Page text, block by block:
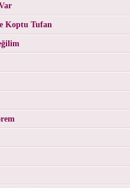
Koptu Tufan